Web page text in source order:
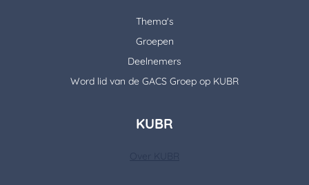
Thema's
Groepen
Deelnemers
Word lid van de GACS Groep op KUBR
KUBR